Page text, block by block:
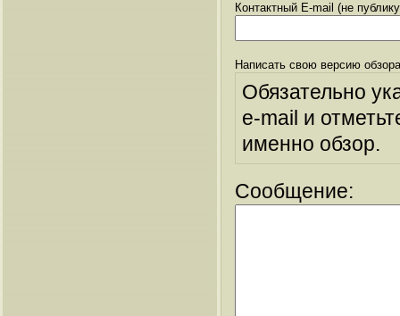
Контактный E-mail (не
Написать свою версию
Обязательно
e-mail и
именно обзор.
Сообщение: